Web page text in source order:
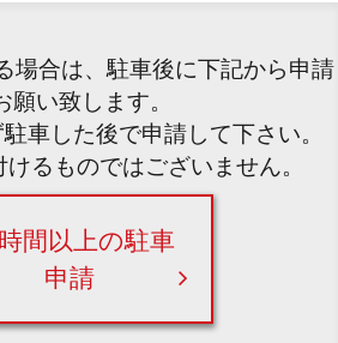
場合は、駐車後に下記から申請
願い致します。
車した後で申請して下さい。
るものではございません。
間以上の駐車
申請